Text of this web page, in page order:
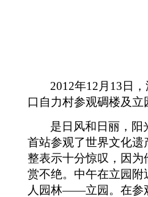
2012年12 月 13 日
口自力村参观碉楼及立
是日风和日丽，阳
首站参观了世界文化
整表示十分惊叹，因
赏不绝。中午在立园附
人园林——立园。在参